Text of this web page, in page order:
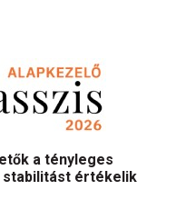
a tényleges
stabilitást értékelik